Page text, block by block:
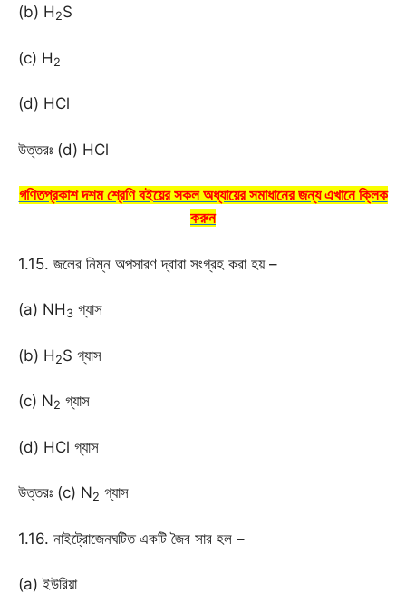
(b) H 2S
(c) H 2
(d) HCl
উত্তরঃ (d) HCl
গণিতপ্রকাশ দশম শ্রেণি বইয়ের সকল অধ্যায়ের সমাধানের জন্য এখানে ক্লিক
করুন
1.15. জলের নিম্ন অপসারণ দ্বারা সংগ্রহ করা হয় –
(a) NH 3 গ্যাস
(b) H 2S গ্যাস
(c) N2 গ্যাস
(d) HCl গ্যাস
উত্তরঃ (c) N2 গ্যাস
1.16. নাইট্রোজেনঘটিত একটি জৈব সার হল –
(a) ইউরিয়া